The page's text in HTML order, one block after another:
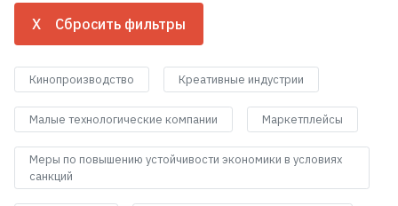
X Сбросить фильтры
Кинопроизводство Креативные индустрии
Малые технологические компании Маркетплейсы
Меры по повышению устойчивости экономики в условиях
санкций